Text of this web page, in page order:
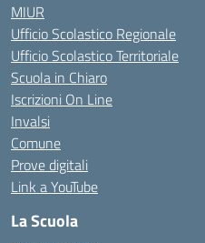
MIUR
Ufficio Scolastico Regionale
Ufficio Scolastico Territoriale
Scuola in Chiaro
Iscrizioni On Line
Invalsi
Comune
Prove digitali
Link a YouTube
La Scuola